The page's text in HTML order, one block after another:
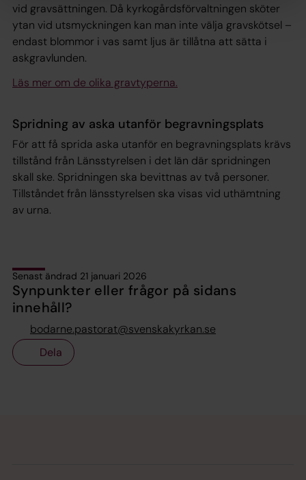
vid gravsättningen. Då kyrkogårdsförvaltningen sköter
ytan vid utsmyckningen kan man inte välja gravskötsel –
endast blommor i vas samt ljus är tillåtna att sätta i
askgravlunden.
Läs mer om de olika gravtyperna.
Spridning av aska utanför begravningsplats
För att få sprida aska utanför en begravningsplats krävs
tillstånd från Länsstyrelsen i det län där spridningen
skall ske. Spridningen ska bevittnas av två personer.
Tillståndet från länsstyrelsen ska visas vid uthämtning
av urna.
Senast ändrad 21 januari 2026
Synpunkter eller frågor på sidans
innehåll?
bodarne.pastorat@svenskakyrkan.se
Dela